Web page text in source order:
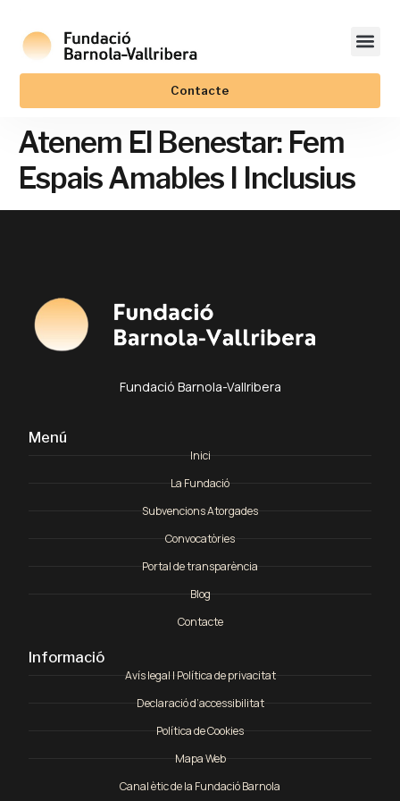
Contacte
Atenem El Benestar: Fem
Espais Amables I Inclusius
Fundació Barnola-Vallribera
Menú
Inici
La Fundació
Subvencions Atorgades
Convocatòries
Portal de transparència
Blog
Contacte
Informació
Avís legal | Política de privacitat
Declaració d’accessibilitat
Política de Cookies
Mapa Web
Canal ètic de la Fundació Barnola